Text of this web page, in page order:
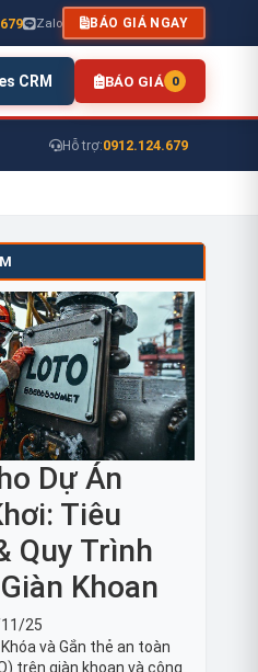
Zalo BÁO GIÁ NGAY
CRM BÁO GIÁ 0
Hỗ trợ:0912.124.679
Dự Án
Tiêu
Quy Trình
Khoan
25
và Gắn thẻ an toàn
trên giàn khoan và công